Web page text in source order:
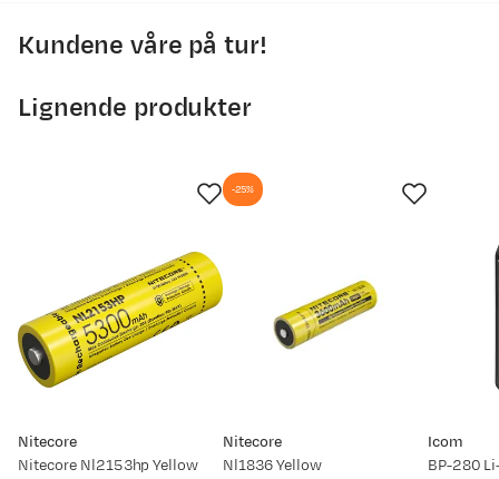
Kundene våre på tur!
Lignende produkter
Nitecore
Nitecore Nl2153hp Yellow
Nitecore
Nl1836 Yellow
-25%
Icom